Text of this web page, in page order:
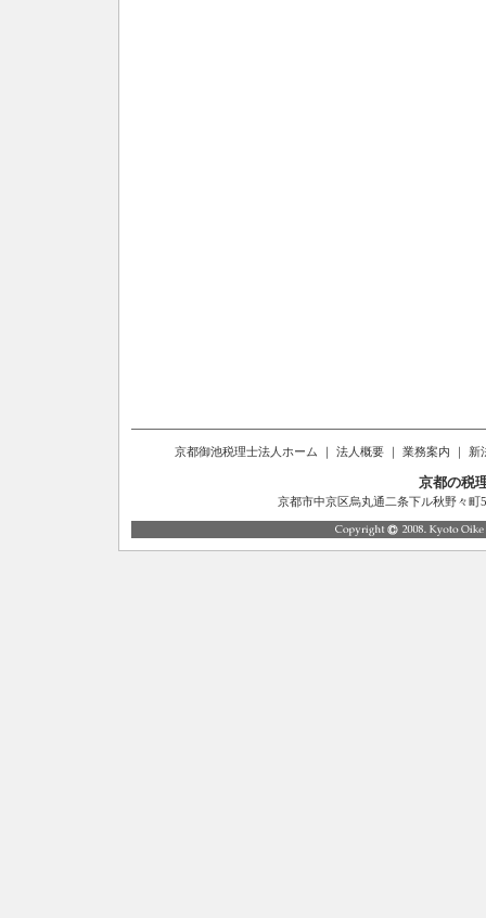
京都御池税理士法人ホーム ｜ 法人概要 ｜ 業務案内 ｜ 新
京都の税
京都市中京区烏丸通二条下ル秋野々